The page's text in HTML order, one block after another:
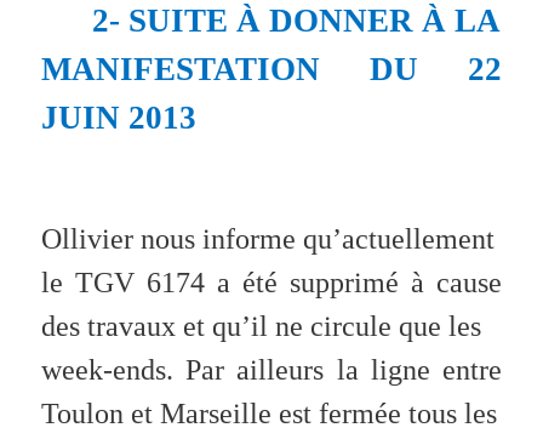
2- SUITE À DONNER À LA
MANIFESTATION DU 22
JUIN 2013
Ollivier nous informe qu’actuellement
le TGV 6174 a été supprimé à cause
des travaux et qu’il ne circule que les
week-ends. Par ailleurs la ligne entre
Toulon et Marseille est fermée tous les